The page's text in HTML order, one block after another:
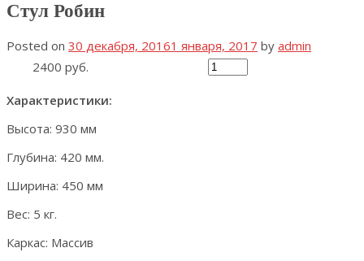
Стул Робин
Posted on 30 декабря, 20161 января, 2017 by admin
2400 руб.
Характеристики:
Высота: 930 мм
Глубина: 420 мм.
Ширина: 450 мм
Вес: 5 кг.
Каркас: Массив